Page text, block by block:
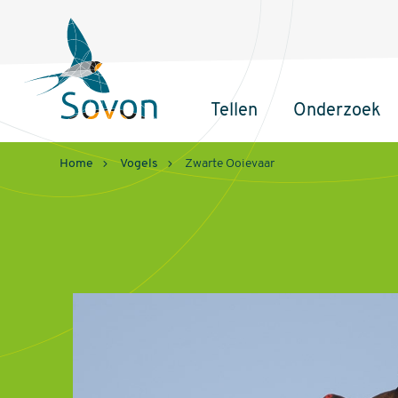
Hoofdnavigatie
Tellen Onderzoek
Home Vogels Zwarte Ooievaar